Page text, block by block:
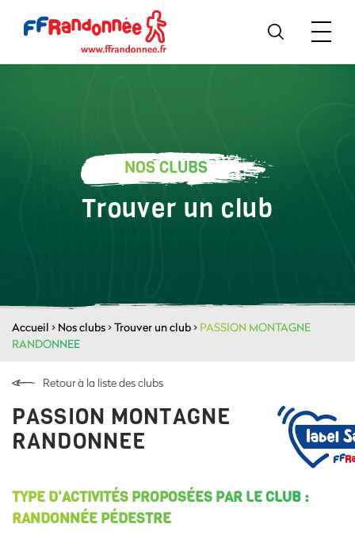
NOS CLUBS
Trouver un club
Accueil > Nos clubs>Trouver un club> PASSION MONTAGNE
RANDONNEE
Retour à la liste des clubs
PASSION MONTAGNE
RANDONNEE
TYPE D'ACTIVITÉS PROPOSÉES PAR LE CLUB :
RANDONNÉE PÉDESTRE